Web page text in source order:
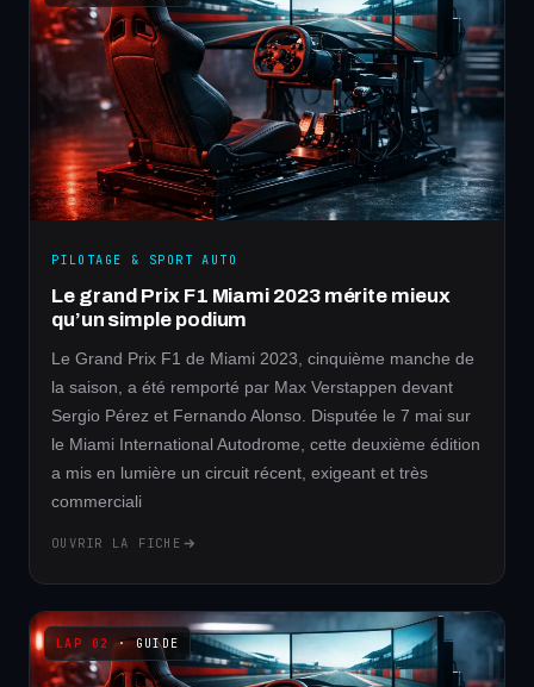
PILOTAGE & SPORT AUTO
Le grand Prix F1 Miami 2023 mérite mieux
qu’un simple podium
Le Grand Prix F1 de Miami 2023, cinquième manche de
la saison, a été remporté par Max Verstappen devant
Sergio Pérez et Fernando Alonso. Disputée le 7 mai sur
le Miami International Autodrome, cette deuxième édition
a mis en lumière un circuit récent, exigeant et très
commerciali
OUVRIR LA FICHE
· GUIDE